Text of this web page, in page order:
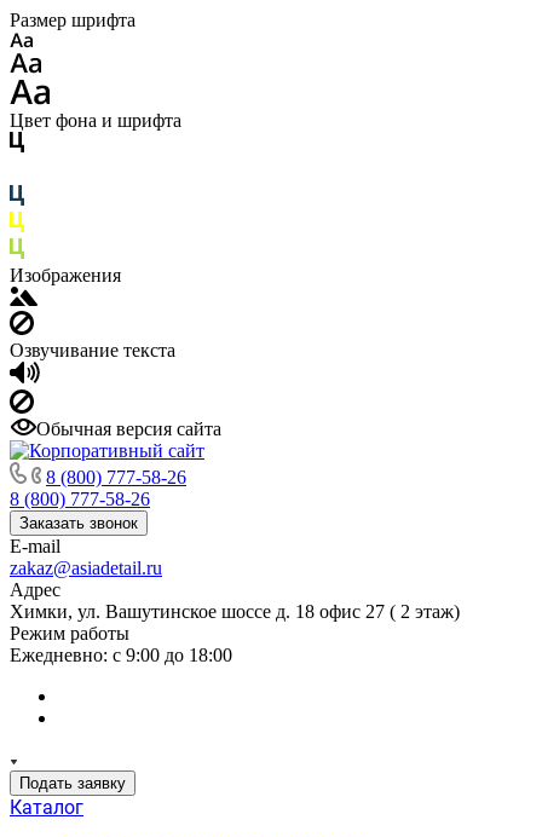
Размер шрифта
Цвет фона и шрифта
Изображения
Озвучивание текста
Обычная версия сайта
8 (800) 777-58-26
8 (800) 777-58-26
Заказать звонок
E-mail
zakaz@asiadetail.ru
Адрес
Химки, ул. Вашутинское шоссе д. 18 офис 27 ( 2 этаж)
Режим работы
Ежедневно: с 9:00 до 18:00
Подать заявку
Каталог